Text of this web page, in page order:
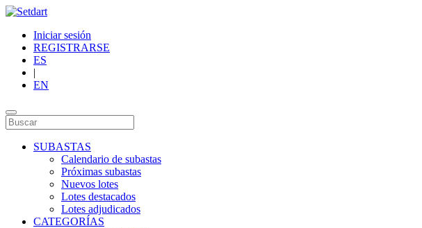
Iniciar sesión
REGISTRARSE
ES
|
EN
SUBASTAS
Calendario de subastas
Próximas subastas
Nuevos lotes
Lotes destacados
Lotes adjudicados
CATEGORÍAS